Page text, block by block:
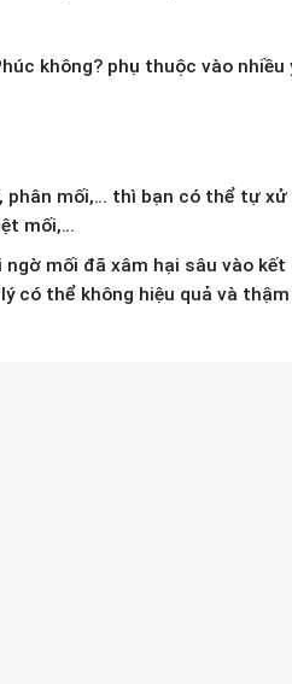
không? phụ thuộc vào nhiều
phân mối,… thì bạn có thể tự xử
mối,…
mối đã xâm hại sâu vào kết
có thể không hiệu quả và